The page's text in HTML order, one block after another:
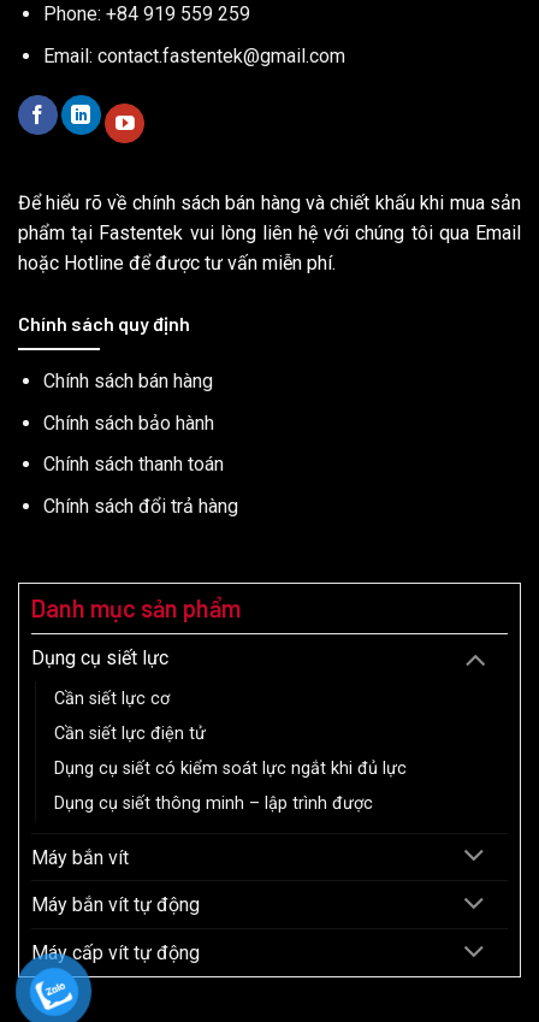
Phone: +84 919 559 259
Email: contact.fastentek@gmail.com
Để hiểu rõ về chính sách bán hàng và chiết khấu khi mua sản
phẩm tại Fastentek vui lòng liên hệ với chúng tôi qua Email
hoặc Hotline để được tư vấn miễn phí.
Chính sách quy định
Chính sách bán hàng
Chính sách bảo hành
Chính sách thanh toán
Chính sách đổi trả hàng
Danh mục sản phẩm
Dụng cụ siết lực
Cần siết lực cơ
Cần siết lực điện tử
Dụng cụ siết có kiểm soát lực ngắt khi đủ lực
Dụng cụ siết thông minh – lập trình được
Máy bắn vít
Máy bắn vít tự động
Máy cấp vít tự động